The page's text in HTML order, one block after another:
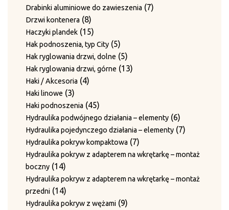
produktów
Płyty z bolcami do rolek prowadzących
Prowadnice 4 4
produkty
Prowadnice boczne
produktów
Rolki prowadzące 4343
produkty
Rolki prowadzenia drutu 1212
produktów
Śruby mocujące i sprężyny 33
Sworznie prowadzące
Sworznie rolek prowadzących
Sworznie rolek prowadzących i nakrętki zabezpieczające
22
produkty
Sworznie rolek prowadzących z blaszkami
zabezpieczającymi
11
produkt
Sworznie ściany bocznej i pierścienie ustalające 33
Sworznie z pierścieniem ustalającym
produkt
Tuleje / Pierścienie prowadzące 1111
Tuleje prowadzące (do igieł)
22
produktów
Drabinki aluminiowe do zawieszenia 77
Drzwi kontenera 88
produktów
Haczyki plandek 1515
produktów
Hak podnoszenia, typ City 55
produktów
Hak ryglowania drzwi, dolne 55
produktów
Hak ryglowania drzwi, górne 1313
Haki / Akcesoria 44
Haki linowe 33
produkty
Haki podnoszenia 4545
produktów
Hydraulika podwójnego działania – elementy 66
produktów
Hydraulika pojedynczego działania – elementy 77
Hydraulika pokryw kompaktowa 77
produktów
Hydraulika pokryw z adapterem na wkrętarkę – montaż
boczny
1414
produktów
Hydraulika pokryw z adapterem na wkrętarkę – montaż
przedni
1414
produktów
Hydraulika pokryw z wężami 99